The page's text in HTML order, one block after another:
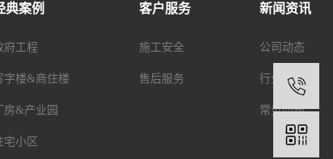
典案例
府工程
字楼&商住楼
房&产业园
宅小区
客户服务
施工安全
售后服务
新闻资讯
公司动态
行业新闻
常见问题